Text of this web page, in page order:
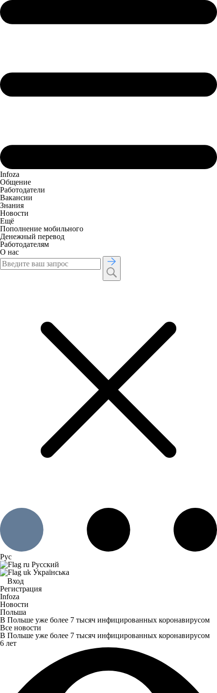
Infoza
Общение
Работодатели
Вакансии
Знания
Новости
Ещё
Пополнение мобильного
Денежный перевод
Работодателям
О нас
Рус
Русский
Українська
Вход
Регистрация
Infoza
Новости
Польша
В Польше уже более 7 тысяч инфицированных коронавирусом
Все новости
В Польше уже более 7 тысяч инфицированных коронавирусом
6 лет